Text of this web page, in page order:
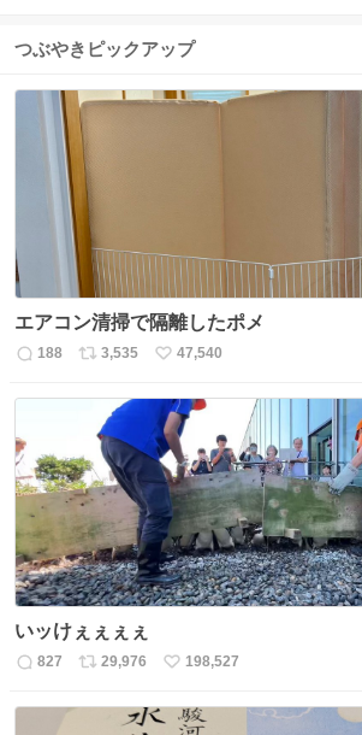
つぶやきピックアップ
エアコン清掃で隔離したポメ
返
188
リ
数
3,535
い
ね
数
47,540
いッけぇぇぇぇ
返
827
リ
29,976
い
ね
198,527